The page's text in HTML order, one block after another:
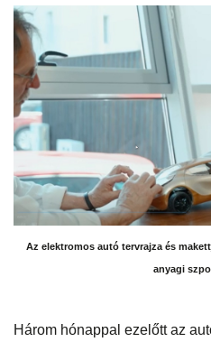
Az elektromos autó tervrajza és
anyagi
Három hónappal ezelőtt az